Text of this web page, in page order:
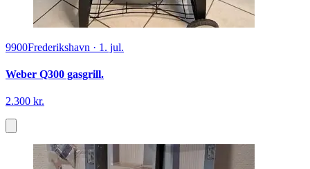
9900Frederikshavn · 1. jul.
Weber Q300 gasgrill.
2.300 kr.